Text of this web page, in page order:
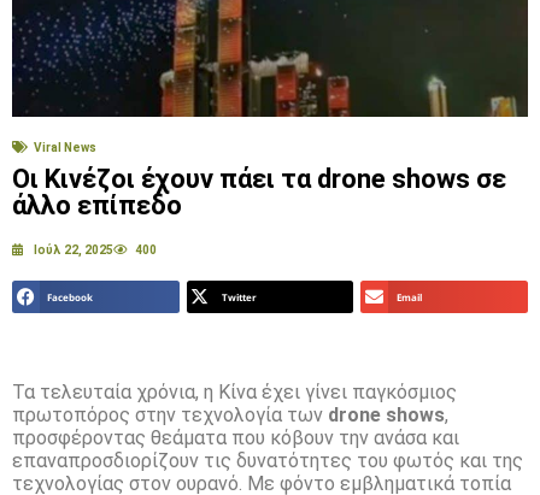
Viral News
Οι Κινέζοι έχουν πάει τα drone shows σε
άλλο επίπεδο
Ιούλ 22, 2025 400
Facebook Twitter Email
Τα τελευταία χρόνια, η Κίνα έχει γίνει παγκόσμιος
πρωτοπόρος στην τεχνολογία των drone shows,
προσφέροντας θεάματα που κόβουν την ανάσα και
επαναπροσδιορίζουν τις δυνατότητες του φωτός και της
τεχνολογίας στον ουρανό. Με φόντο εμβληματικά τοπία